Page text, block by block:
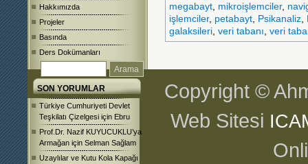
Hakkımızda
Projeler
Basında
Ders Dokümanları
SON YORUMLAR
Türkiye Cumhuriyeti Devlet
Teşkilatı Çizelgesi için Ebru
Prof.Dr. Nazif KUYUCUKLU’ya
Armağan için Selman Sağlam
Uzaylılar ve Kutu Kola Kapağı
megabayt, mikroişlemciler,
işlemciler, petabayt, Psikanaliz,
galaksileri, veri tabanı, veri
Copyright ©
Web Sitesi